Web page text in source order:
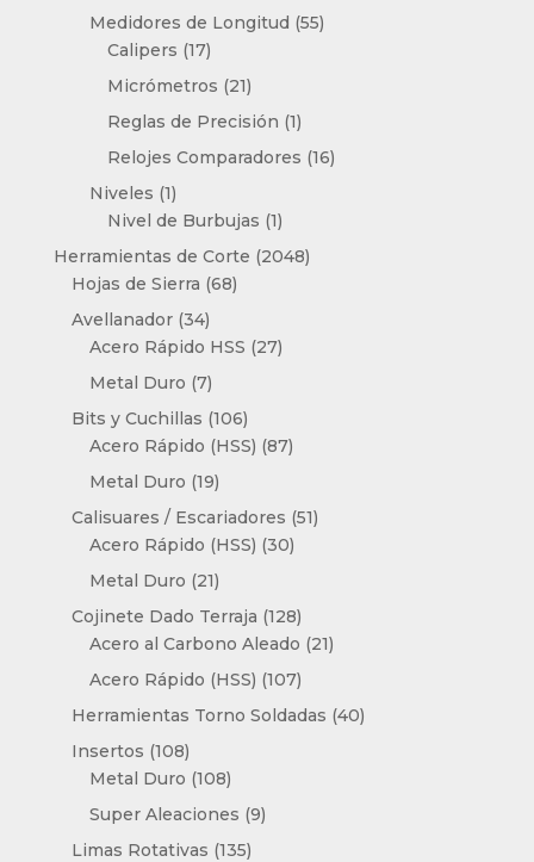
producto
Medidores de Longitud 5555
Calipers 1717
productos
Micrómetros 2121
productos
Reglas de Precisión 11
producto
Relojes Comparadores 1616
Niveles 11
producto
Nivel de Burbujas 11
producto
Herramientas de Corte 20482048
Hojas de Sierra 6868
Avellanador 3434
productos
Acero Rápido HSS 2727
Metal Duro 77
productos
Bits y Cuchillas 106106
productos
Acero Rápido (HSS) 8787
Metal Duro 1919
productos
Calisuares / Escariadores 5151
Acero Rápido (HSS) 3030
Metal Duro 2121
productos
Cojinete Dado Terraja 128128
productos
Acero al Carbono Aleado 2121
Acero Rápido (HSS) 107107
productos
Herramientas Torno Soldadas 4040
Insertos 108108
productos
Metal Duro 108108
productos
Super Aleaciones 99
Limas Rotativas 135135